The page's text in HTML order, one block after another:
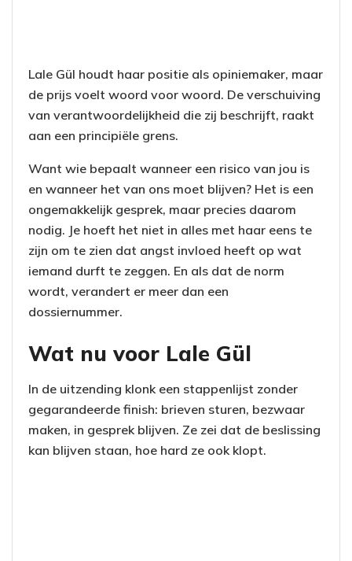
Lale Gül houdt haar positie als opiniemaker, maar
de prijs voelt woord voor woord. De verschuiving
van verantwoordelijkheid die zij beschrijft, raakt
aan een principiële grens.
Want wie bepaalt wanneer een risico van jou is
en wanneer het van ons moet blijven? Het is een
ongemakkelijk gesprek, maar precies daarom
nodig. Je hoeft het niet in alles met haar eens te
zijn om te zien dat angst invloed heeft op wat
iemand durft te zeggen. En als dat de norm
wordt, verandert er meer dan een
dossiernummer.
Wat nu voor Lale Gül
In de uitzending klonk een stappenlijst zonder
gegarandeerde finish: brieven sturen, bezwaar
maken, in gesprek blijven. Ze zei dat de beslissing
kan blijven staan, hoe hard ze ook klopt.